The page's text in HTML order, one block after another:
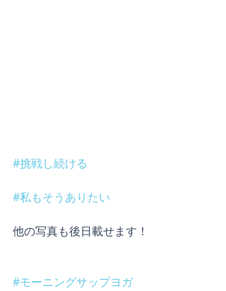
#挑戦し続ける
#私もそうありたい
他の写真も後日載せます！
#モーニングサップヨガ